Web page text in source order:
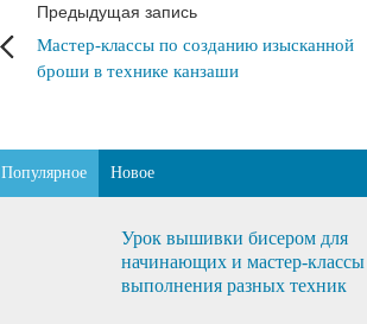
Предыдущая запись
Мастер-классы по созданию изысканной
броши в технике канзаши
Популярное Новое
Урок вышивки бисером для
начинающих и мастер-классы
выполнения разных техник